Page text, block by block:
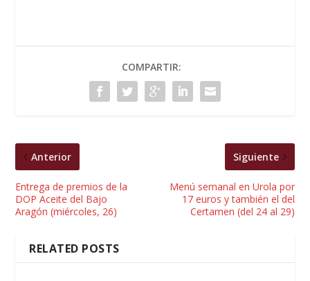
COMPARTIR:
Anterior
Entrega de premios de la
DOP Aceite del Bajo
Aragón (miércoles, 26)
Siguiente
Menú semanal en Urola por
17 euros y también el del
Certamen (del 24 al 29)
RELATED POSTS